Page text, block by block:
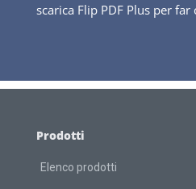
scarica Flip PDF Plus per
Prodotti
Elenco prodotti